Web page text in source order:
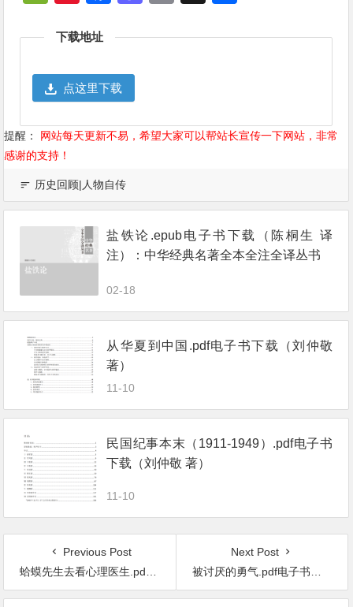
下载地址
点这里下载
提醒：
网站每天更新不易，希望大家可以帮站长宣传一下网站，非常
感谢的支持！
历史回顾|人物自传
盐铁论.epub电子书下载（陈桐生 译
注）：中华经典名著全本全注全译丛书
02-18
从华夏到中国.pdf电子书下载（刘仲敬
著）
11-10
民国纪事本末（1911-1949）.pdf电子书
下载（刘仲敬 著）
11-10
Previous Post
蛤蟆先生去看心理医生.pdf电子书下载（[英] 罗伯特 · 戴博德 (Robert de Board) 著）
Next Post
被讨厌的勇气.pdf电子书下载（[曰] 岸见一郎，古贺史健 著）：“自我启发之父”阿德勒的哲学课